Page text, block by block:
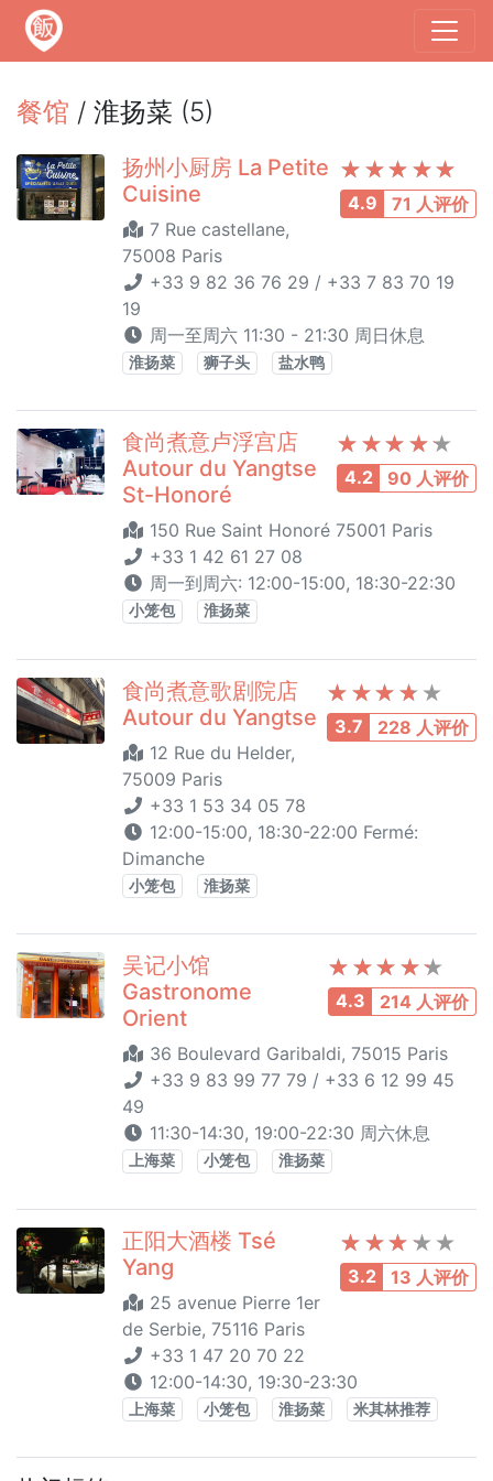
餐馆 / 淮扬菜 (5)
4.9 71 人评价
扬州小厨房 La Petite
Cuisine
7 Rue castellane,
75008 Paris
+33 9 82 36 76 29 / +33 7 83 70 19
19
周一至周六 11:30 - 21:30 周日休息
淮扬菜 狮子头 盐水鸭
4.2 90 人评价
食尚煮意卢浮宫店
Autour du Yangtse
St-Honoré
150 Rue Saint Honoré 75001 Paris
+33 1 42 61 27 08
周一到周六: 12:00-15:00, 18:30-22:30
小笼包 淮扬菜
3.7 228 人评价
食尚煮意歌剧院店
Autour du Yangtse
12 Rue du Helder,
75009 Paris
+33 1 53 34 05 78
12:00-15:00, 18:30-22:00 Fermé:
Dimanche
小笼包 淮扬菜
4.3 214 人评价
吴记小馆
Gastronome
Orient
36 Boulevard Garibaldi, 75015 Paris
+33 9 83 99 77 79 / +33 6 12 99 45
49
11:30-14:30, 19:00-22:30 周六休息
上海菜 小笼包 淮扬菜
3.2 13 人评价
正阳大酒楼 Tsé
Yang
25 avenue Pierre 1er
de Serbie, 75116 Paris
+33 1 47 20 70 22
12:00-14:30, 19:30-23:30
上海菜 小笼包 淮扬菜 米其林推荐